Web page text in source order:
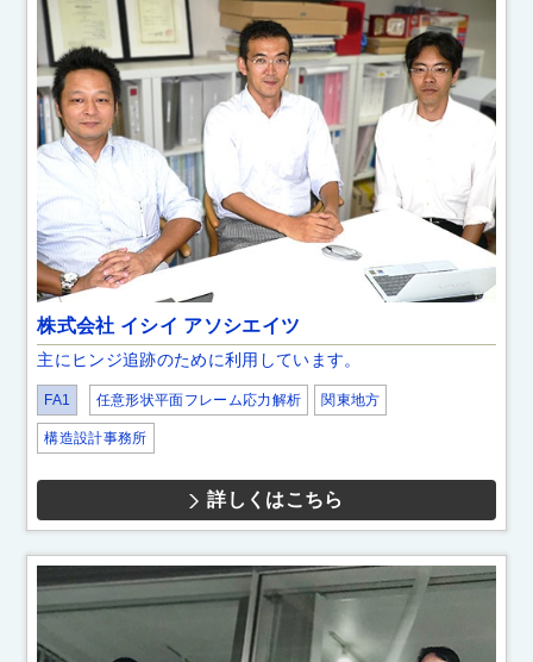
株式会社 イシイ アソシエイツ
主にヒンジ追跡のために利用しています。
FA1 任意形状平面フレーム応力解析 関東地方
構造設計事務所
詳しくはこちら